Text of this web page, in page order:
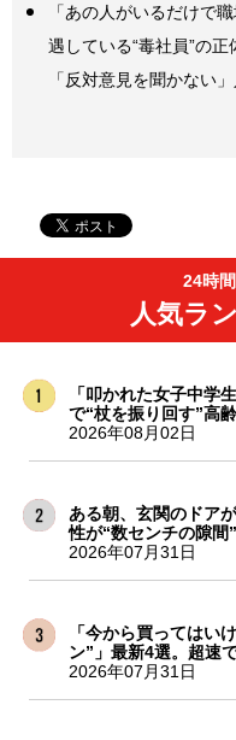
「あの人がいるだけで
遇している“毒社員”の
「反対意見を聞かない
24時
人気ラ
「叩かれた女子中学
で“杖を振り回す”高
2026年08月02日
ある朝、玄関のドア
性が“数センチの隙間
2026年07月31日
「今から買ってはい
ン”」最新4選。超速
2026年07月31日